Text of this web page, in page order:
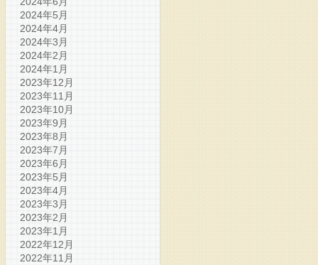
2024年5月
2024年4月
2024年3月
2024年2月
2024年1月
2023年12月
2023年11月
2023年10月
2023年9月
2023年8月
2023年7月
2023年6月
2023年5月
2023年4月
2023年3月
2023年2月
2023年1月
2022年12月
2022年11月